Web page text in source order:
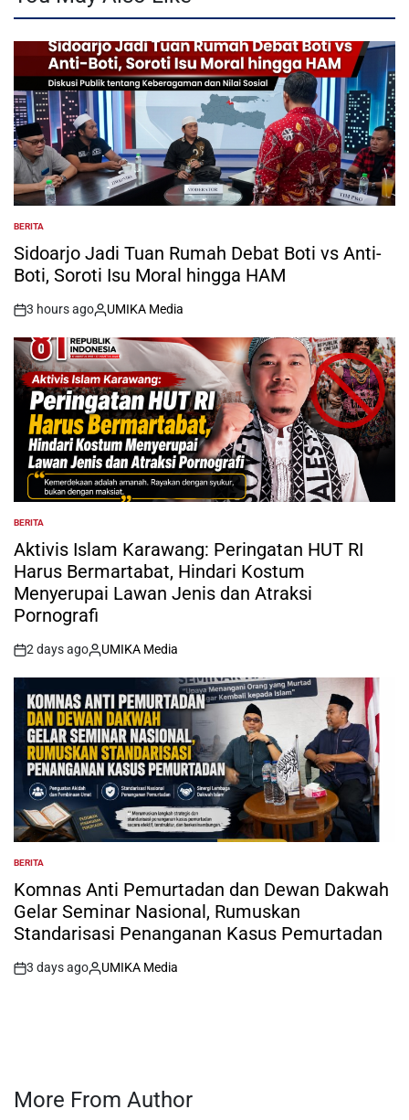
POSTED
IN
BERITA
Sidoarjo Jadi Tuan Rumah Debat Boti vs Anti-
Boti, Soroti Isu Moral hingga HAM
on
3 hours ago
Posted
by
UMIKA Media
POSTED
IN
BERITA
Aktivis Islam Karawang: Peringatan HUT RI
Harus Bermartabat, Hindari Kostum
Menyerupai Lawan Jenis dan Atraksi
Pornografi
on
2 days ago
Posted
by
UMIKA Media
POSTED
IN
BERITA
Komnas Anti Pemurtadan dan Dewan Dakwah
Gelar Seminar Nasional, Rumuskan
Standarisasi Penanganan Kasus Pemurtadan
on
3 days ago
Posted
UMIKA Media
More From Author